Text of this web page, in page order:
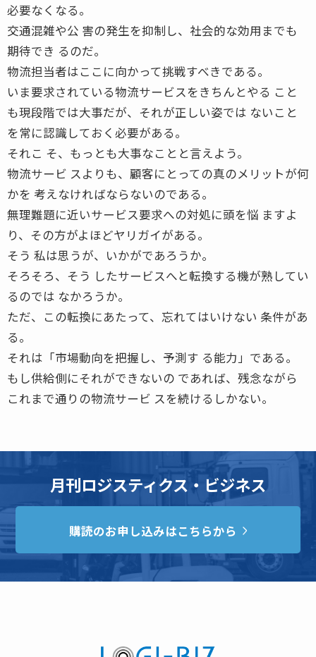
必要なくなる。
交通混雑や公 害の発生を抑制し、社会的な効用までも
期待でき るのだ。
物流担当者はここに向かって挑戦すべきである。
いま要求されている物流サービスをきちんとやる こと
も現段階では大事だが、それが正しい姿では ないこと
を常に認識しておく必要がある。
それこ そ、もっとも大事なことと言えよう。
物流サービ スよりも、顧客にとっての真のメリットが何
かを 考えなければならないのである。
無理難題に近いサービス要求への対処に頭を悩 ますよ
り、その方がよほどヤリガイがある。
そう 私は思うが、いかがであろうか。
そろそろ、そう したサービスへと転換する機が熟してい
るのでは なかろうか。
ただ、この転換にあたって、忘れてはいけない 条件があ
る。
それは「市場動向を把握し、予測す る能力」である。
もし供給側にそれができないの であれば、残念ながら
これまで通りの物流サービ スを続けるしかない。
月刊ロジスティクス・ビジネス
購読のお申し込みはこちらから